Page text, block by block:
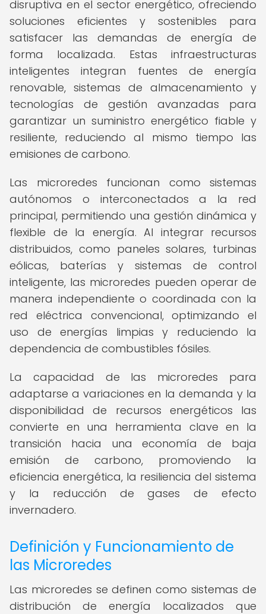
disruptiva en el sector energético, ofreciendo
soluciones eficientes y sostenibles para
satisfacer las demandas de energía de
forma localizada. Estas infraestructuras
inteligentes integran fuentes de energía
renovable, sistemas de almacenamiento y
tecnologías de gestión avanzadas para
garantizar un suministro energético fiable y
resiliente, reduciendo al mismo tiempo las
emisiones de carbono.
Las microredes funcionan como sistemas
autónomos o interconectados a la red
principal, permitiendo una gestión dinámica y
flexible de la energía. Al integrar recursos
distribuidos, como paneles solares, turbinas
eólicas, baterías y sistemas de control
inteligente, las microredes pueden operar de
manera independiente o coordinada con la
red eléctrica convencional, optimizando el
uso de energías limpias y reduciendo la
dependencia de combustibles fósiles.
La capacidad de las microredes para
adaptarse a variaciones en la demanda y la
disponibilidad de recursos energéticos las
convierte en una herramienta clave en la
transición hacia una economía de baja
emisión de carbono, promoviendo la
eficiencia energética, la resiliencia del sistema
y la reducción de gases de efecto
invernadero.
Definición y Funcionamiento de
las Microredes
Las microredes se definen como sistemas de
distribución de energía localizados que